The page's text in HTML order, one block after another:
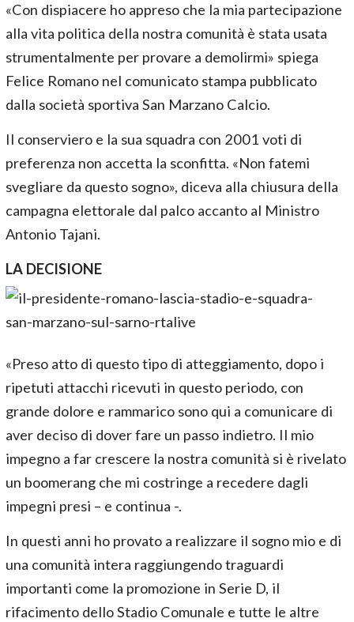
«Con dispiacere ho appreso che la mia partecipazione
alla vita politica della nostra comunità è stata usata
strumentalmente per provare a demolirmi» spiega
Felice Romano nel comunicato stampa pubblicato
dalla società sportiva San Marzano Calcio.
Il conserviero e la sua squadra con 2001 voti di
preferenza non accetta la sconfitta. «Non fatemi
svegliare da questo sogno», diceva alla chiusura della
campagna elettorale dal palco accanto al Ministro
Antonio Tajani.
LA DECISIONE
«Preso atto di questo tipo di atteggiamento, dopo i
ripetuti attacchi ricevuti in questo periodo, con
grande dolore e rammarico sono qui a comunicare di
aver deciso di dover fare un passo indietro. Il mio
impegno a far crescere la nostra comunità si è rivelato
un boomerang che mi costringe a recedere dagli
impegni presi – e continua -.
In questi anni ho provato a realizzare il sogno mio e di
una comunità intera raggiungendo traguardi
importanti come la promozione in Serie D, il
rifacimento dello Stadio Comunale e tutte le altre